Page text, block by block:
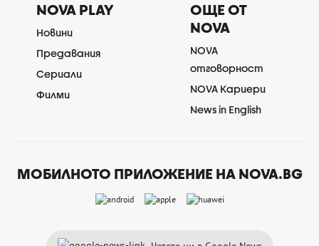
NOVA PLAY
Новини
Предавания
Сериали
Филми
ОЩЕ ОТ
NOVA
NOVA
отговорност
NOVA Кариери
News in English
МОБИЛНОТО ПРИЛОЖЕНИЕ НА NOVA.BG